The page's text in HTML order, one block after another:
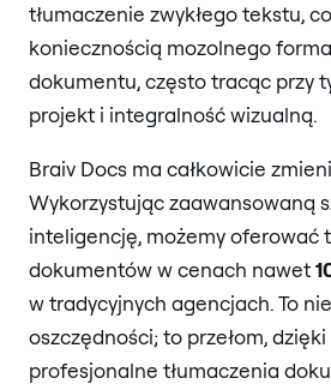
tłumaczenie zwykłego tekstu,
koniecznością mozolnego
dokumentu, często tracąc przy
projekt i integralność wizualną.
Braiv Docs ma całkowicie
Wykorzystując zaawansowaną
inteligencję, możemy oferować
dokumentów w cenach nawet
w tradycyjnych agencjach. To
oszczędności; to przełom,
profesjonalne tłumaczenia